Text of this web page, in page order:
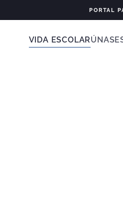
PORTAL
VIDA ESCOLARÚNASE